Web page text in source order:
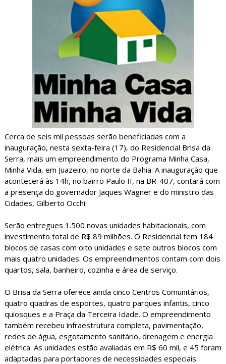
Cerca de seis mil pessoas serão beneficiadas com a
inauguração, nesta sexta-feira (17), do Residencial Brisa da
Serra, mais um empreendimento do Programa Minha Casa,
Minha Vida, em Juazeiro, no norte da Bahia. A inauguração que
acontecerá às 14h, no bairro Paulo II, na BR-407, contará com
a presença do governador Jaques Wagner e do ministro das
Cidades, Gilberto Occhi.
Serão entregues 1.500 novas unidades habitacionais, com
investimento total de R$ 89 milhões. O Residencial tem 184
blocos de casas com oito unidades e sete outros blocos com
mais quatro unidades. Os empreendimentos contam com dois
quartos, sala, banheiro, cozinha e área de serviço.
O Brisa da Serra oferece ainda cinco Centros Comunitários,
quatro quadras de esportes, quatro parques infantis, cinco
quiosques e a Praça da Terceira Idade. O empreendimento
também recebeu infraestrutura completa, pavimentação,
redes de água, esgotamento sanitário, drenagem e energia
elétrica. As unidades estão avaliadas em R$ 60 mil, e 45 foram
adaptadas para portadores de necessidades especiais.